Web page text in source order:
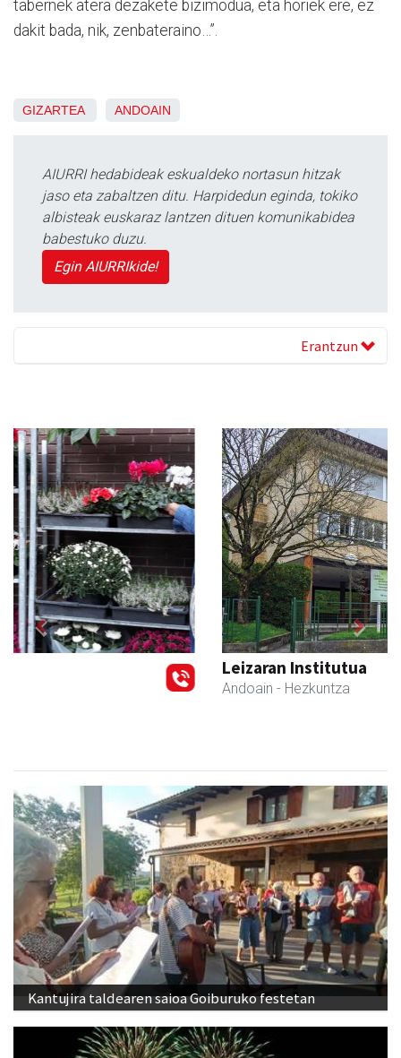
tabernek atera dezakete bizimodua, eta horiek ere, ez
dakit bada, nik, zenbateraino…”.
GIZARTEA ANDOAIN
AIURRI hedabideak eskualdeko nortasun hitzak
jaso eta zabaltzen ditu. Harpidedun eginda, tokiko
albisteak euskaraz lantzen dituen komunikabidea
babestuko duzu.
Egin AIURRIkide!
Erantzun
Previous Next
Kantujira taldearen saioa Goiburuko festetan